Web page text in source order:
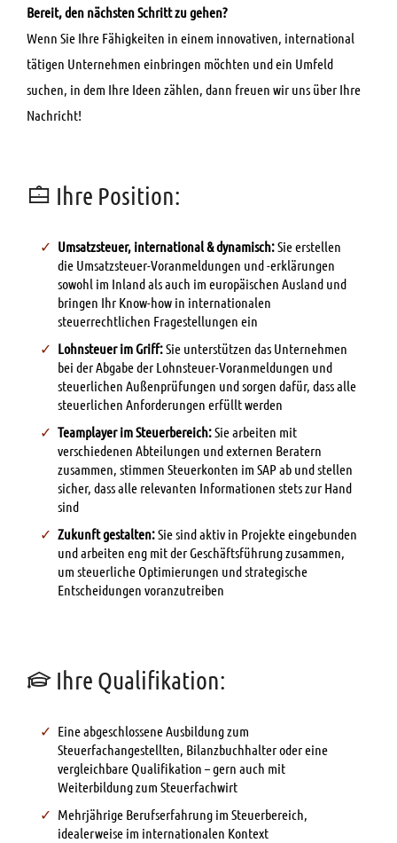
Bereit, den nächsten Schritt zu gehen?
Wenn Sie Ihre Fähigkeiten in einem innovativen, international
tätigen Unternehmen einbringen möchten und ein Umfeld
suchen, in dem Ihre Ideen zählen, dann freuen wir uns über Ihre
Nachricht!
Ihre Position:
Umsatzsteuer, international & dynamisch:Sie erstellen
die Umsatzsteuer-Voranmeldungen und -erklärungen
sowohl im Inland als auch im europäischen Ausland und
bringen Ihr Know-how in internationalen
steuerrechtlichen Fragestellungen ein
Lohnsteuer im Griff:Sie unterstützen das Unternehmen
bei der Abgabe der Lohnsteuer-Voranmeldungen und
steuerlichen Außenprüfungen und sorgen dafür, dass alle
steuerlichen Anforderungen erfüllt werden
Teamplayer im Steuerbereich:Sie arbeiten mit
verschiedenen Abteilungen und externen Beratern
zusammen, stimmen Steuerkonten im SAP ab und stellen
sicher, dass alle relevanten Informationen stets zur Hand
sind
Zukunft gestalten:Sie sind aktiv in Projekte eingebunden
und arbeiten eng mit der Geschäftsführung zusammen,
um steuerliche Optimierungen und strategische
Entscheidungen voranzutreiben
Ihre Qualifikation:
Eine abgeschlossene Ausbildung zum
Steuerfachangestellten, Bilanzbuchhalter oder eine
vergleichbare Qualifikation – gern auch mit
Weiterbildung zum Steuerfachwirt
Mehrjährige Berufserfahrung im Steuerbereich,
idealerweise im internationalen Kontext